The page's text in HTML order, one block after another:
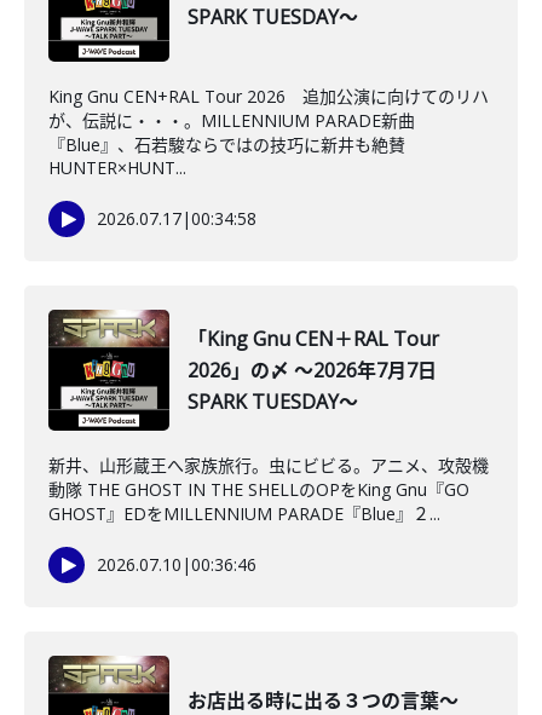
SPARK TUESDAY～
King Gnu CEN+RAL Tour 2026 追加公演に向けてのリハ
が、伝説に・・・。MILLENNIUM PARADE新曲
『Blue』、石若駿ならではの技巧に新井も絶賛
HUNTER×HUNT...
2026.07.17|00:34:58
「King Gnu CEN＋RAL Tour
2026」の〆 ～2026年7月7日
SPARK TUESDAY～
新井、山形蔵王へ家族旅行。虫にビビる。アニメ、攻殻機
動隊 THE GHOST IN THE SHELLのOPをKing Gnu『GO
GHOST』EDをMILLENNIUM PARADE『Blue』２...
2026.07.10 |00:36:46
お店出る時に出る３つの言葉～